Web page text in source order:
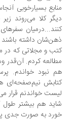
بسیارخوبی آنجاست
کلا می‌روند زیر
سفرهای
داشته باشند و اگر
و مجلاتی که در مورد
کردم. آن‌قدر وسواس
نبود خواندم.
نیم‌صفحه‌ای هم
هم بیشتر طول کشید
به صورت جدی پای کار